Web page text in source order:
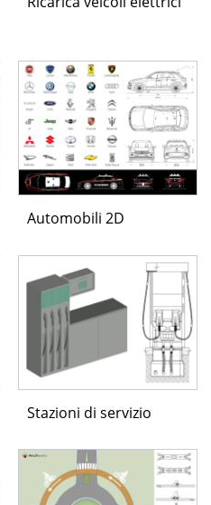
Automobili 2D
Stazioni di servizio